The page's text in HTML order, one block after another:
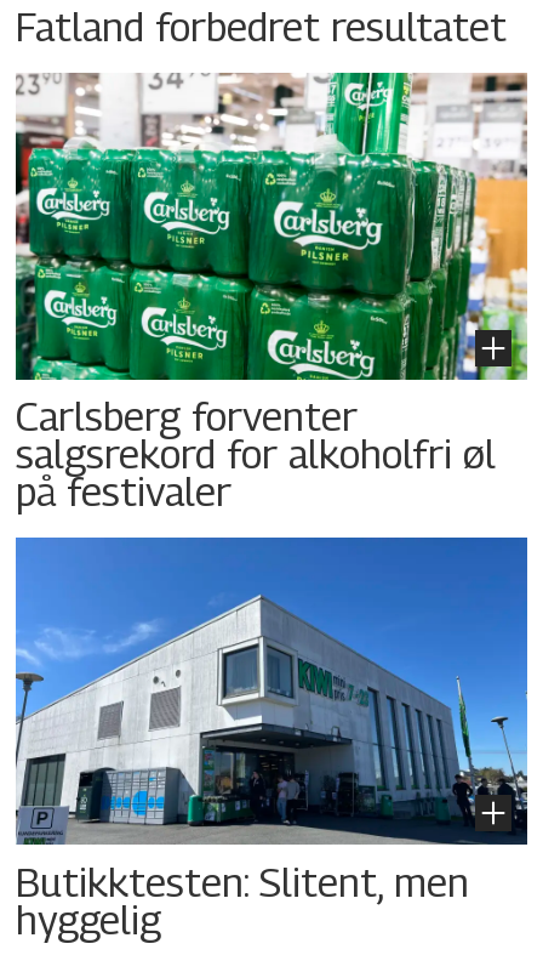
Fatland forbedret resultatet
Carlsberg forventer
salgsrekord for alkoholfri øl
på festivaler
Butikktesten: Slitent, men
hyggelig